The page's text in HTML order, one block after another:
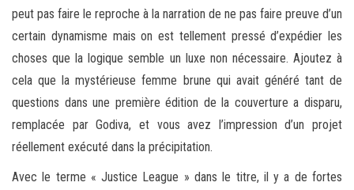
peut pas faire le reproche à la narration de ne pas faire preuve d’un
certain dynamisme mais on est tellement pressé d’expédier les
choses que la logique semble un luxe non nécessaire. Ajoutez à
cela que la mystérieuse femme brune qui avait généré tant de
questions dans une première édition de la couverture a disparu,
remplacée par Godiva, et vous avez l’impression d’un projet
réellement exécuté dans la précipitation.
Avec le terme « Justice League » dans le titre, il y a de fortes